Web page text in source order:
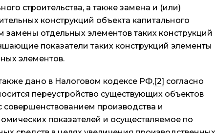
строительства, а также замена и (или)
конструкций объекта капитального
замены отдельных элементов таких конструкций
показатели таких конструкций элементы
элементов.
дано в Налоговом кодексе РФ,[2] согласно
переустройство существующих объектов
совершенствованием производства и
показателей и осуществляемое по